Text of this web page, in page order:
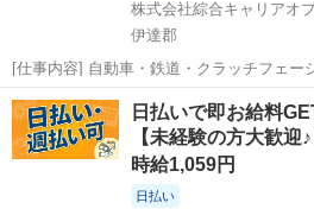
株式会社綜合キャリアオ
伊達郡
[仕事内容] 自動車・鉄道・クラッチフェー
製造の工程業務マシンオペレーター及び付随する業務
はコンシェルスタッフにおまかせ＋。 あなたのお仕事探しをしっかり
サポート！ たとえば… 「...
福島 伊達郡 工場
日払いで即お給料
【未経験の方大歓
時給1,059円
日払い